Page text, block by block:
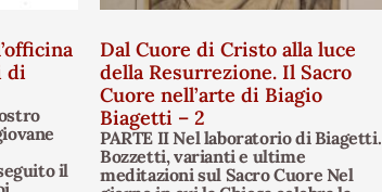
di
il
Dal Cuore di Cristo alla luce
della Resurrezione. Il Sacro
Cuore nell’arte di Biagio
Biagetti – 2
PARTE II Nel laboratorio di Biagetti.
Bozzetti, varianti e ultime
meditazioni sul Sacro Cuore Nel